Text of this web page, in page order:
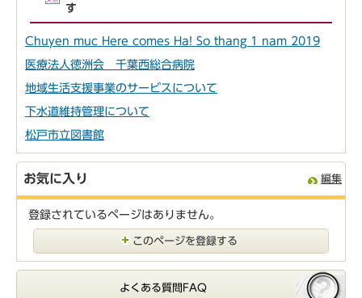
す
Chuyen muc Here comes Ha! So thang 1 nam 2019
医療法人徳洲会 千葉西総合病院
地域生活支援事業のサービスについて
下水道維持管理について
松戸市立図書館
お気に入り 編集
登録されているページはありません。
このページを登録する
よくある質問FAQ